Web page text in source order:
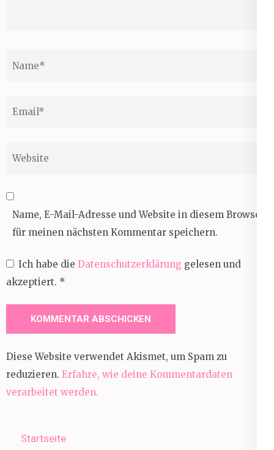
Name, E-Mail-Adresse und Website in diesem Browser
für meinen nächsten Kommentar speichern.
Ich habe die Datenschutzerklärung gelesen und
akzeptiert. *
Diese Website verwendet Akismet, um Spam zu
reduzieren. Erfahre, wie deine Kommentardaten
verarbeitet werden.
Startseite